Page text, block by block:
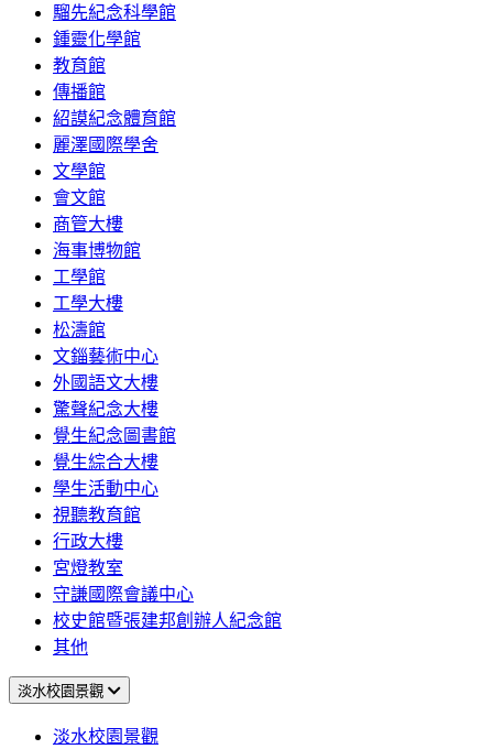
騮先紀念科學館
鍾靈化學館
教育館
傳播館
紹謨紀念體育館
麗澤國際學舍
文學館
會文館
商管大樓
海事博物館
工學館
工學大樓
松濤館
文錙藝術中心
外國語文大樓
驚聲紀念大樓
覺生紀念圖書館
覺生綜合大樓
學生活動中心
視聽教育館
行政大樓
宮燈教室
守謙國際會議中心
校史館暨張建邦創辦人紀念館
其他
淡水校園景觀
淡水校園景觀